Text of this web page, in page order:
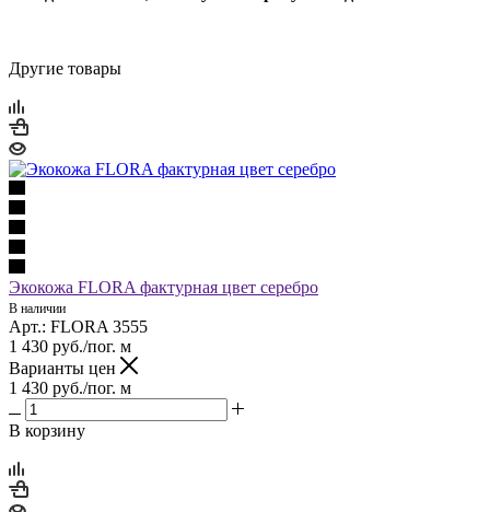
Другие товары
Экокожа FLORA фактурная цвет серебро
В наличии
Арт.: FLORA 3555
1 430 руб./пог. м
Варианты цен
1 430 руб./пог. м
В корзину